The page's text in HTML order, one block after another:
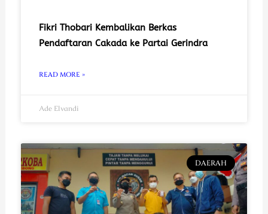
Fikri Thobari Kembalikan Berkas
Pendaftaran Cakada ke Partai Gerindra
READ MORE »
Ade Elvandi
DAERAH